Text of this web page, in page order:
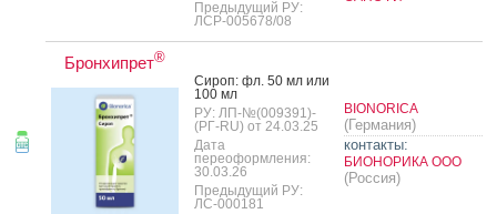
Предыдущий РУ:
ЛСР-005678/08
Бронхипрет®
Си­роп: фл. 50 мл или
100 мл
РУ: ЛП-№(009391)-
(РГ-RU) от 24.03.25
Дата
переоформления:
30.03.26
Предыдущий РУ:
ЛС-000181
BIONORICA
(Германия)
контакты:
БИОНОРИКА ООО
(Россия)